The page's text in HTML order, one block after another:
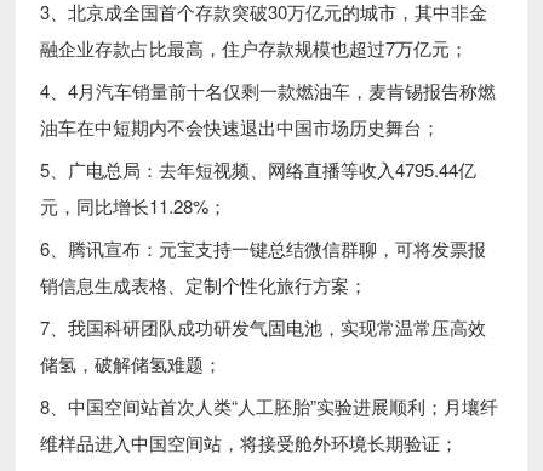
3、北京成全国首个存款突破30万亿元的城市，其中非金
融企业存款占比最高，住户存款规模也超过7万亿元；
4、4月汽车销量前十名仅剩一款燃油车，麦肯锡报告称燃
油车在中短期内不会快速退出中国市场历史舞台；
5、广电总局：去年短视频、网络直播等收入4795.44亿
元，同比增长11.28%；
6、腾讯宣布：元宝支持一键总结微信群聊，可将发票报
销信息生成表格、定制个性化旅行方案；
7、我国科研团队成功研发气固电池，实现常温常压高效
储氢，破解储氢难题；
8、中国空间站首次人类“人工胚胎”实验进展顺利；月壤纤
维样品进入中国空间站，将接受舱外环境长期验证；